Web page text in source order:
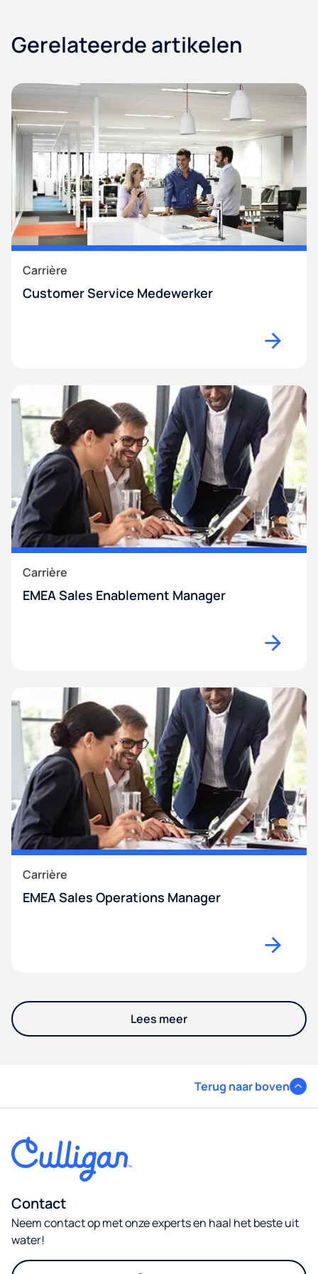
Gerelateerde artikelen
Carrière
Customer Service Medewerker
Carrière
EMEA Sales Enablement Manager
Carrière
EMEA Sales Operations Manager
Lees meer
Terug naar boven
Contact
Neem contact op met onze experts en haal het beste uit
water!